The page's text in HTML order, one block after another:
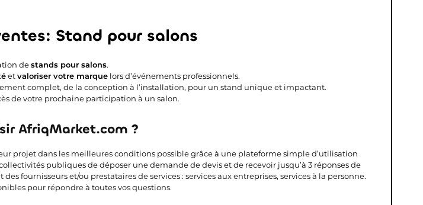
Stand pour salons
destands pour salons.
etvaloriser votre marque lors d’événements professionnels.
complet, de la conception à l’installation, pour un stand unique et impactant.
de votre prochaine participation à un salon.
AfriqMarket.com ?
projet dans les meilleures conditions possible grâce à une plateforme simple d’utilisation
publiques de déposer une demande de devis et de recevoir jusqu’à 3 réponses de
fournisseurs et/ou prestataires de services : services aux entreprises, services à la personne.
pour répondre à toutes vos questions.